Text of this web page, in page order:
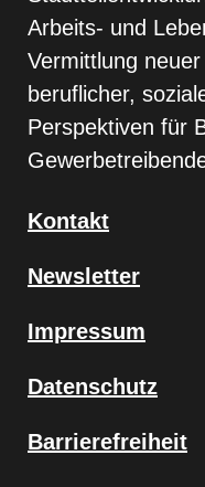
Arbeits- und
Vermittlung
beruflicher,
Perspektiven für
Kontakt
Newsletter
Impressum
Datenschutz
Barrierefreiheit